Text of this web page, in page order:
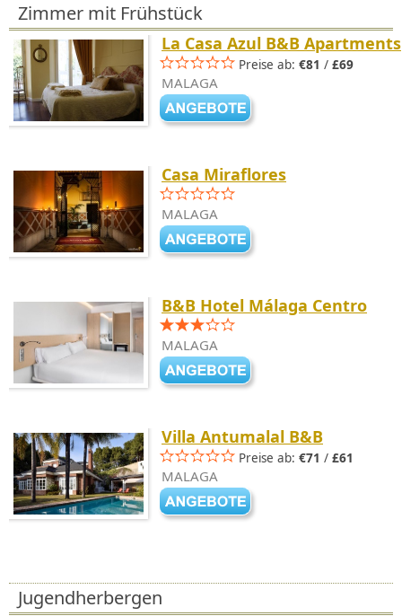
Zimmer mit Frühstück
La Casa Azul B&B Apartments
Preise ab: €81 / £69
MALAGA
Casa Miraflores
MALAGA
B&B Hotel Málaga Centro
MALAGA
Villa Antumalal B&B
Preise ab: €71 / £61
MALAGA
Jugendherbergen